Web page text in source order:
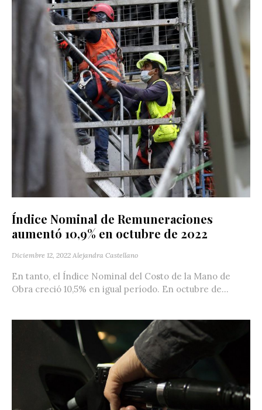
Índice Nominal de Remuneraciones
aumentó 10,9% en octubre de 2022
Diciembre 12, 2022 Alejandra Castellano
En tanto, el Índice Nominal del Costo de la Mano de
Obra creció 10,5% en igual período. En octubre de...